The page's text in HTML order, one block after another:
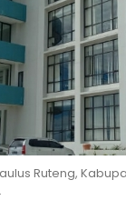
Ruteng,